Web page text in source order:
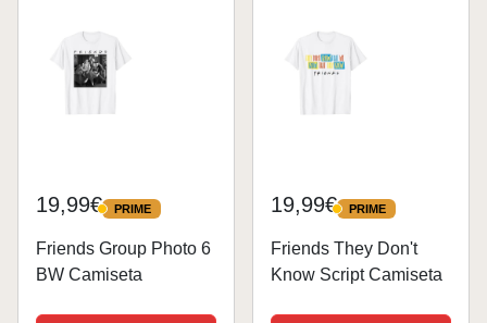
19,99€ PRIME
PRIME
Friends Group Photo 6
BW Camiseta
19,99€ PRIME
PRIME
Friends They Don't
Know Script Camiseta